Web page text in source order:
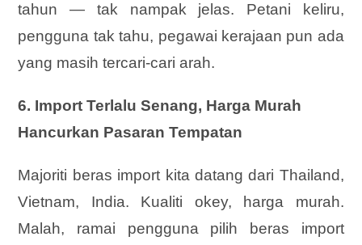
tahun — tak nampak jelas. Petani keliru,
pengguna tak tahu, pegawai kerajaan pun ada
yang masih tercari-cari arah.
6. Import Terlalu Senang, Harga Murah
Hancurkan Pasaran Tempatan
Majoriti beras import kita datang dari Thailand,
Vietnam, India. Kualiti okey, harga murah.
Malah, ramai pengguna pilih beras import